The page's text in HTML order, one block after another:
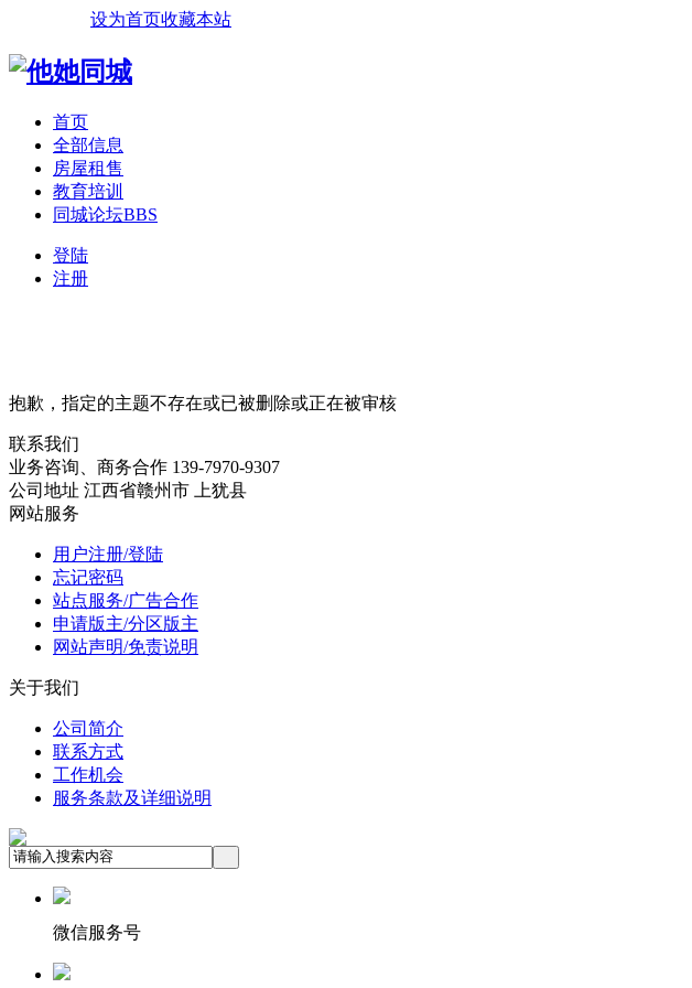
设为首页收藏本站
首页
全部信息
房屋租售
教育培训
同城论坛BBS
登陆
注册
抱歉，指定的主题不存在或已被删除或正在被审核
联系我们
业务咨询、商务合作 139-7970-9307
公司地址 江西省赣州市
上犹县
网站服务
用户注册/登陆
忘记密码
站点服务/广告合作
申请版主/分区版主
网站声明/免责说明
关于我们
公司简介
联系方式
工作机会
服务条款及详细说明
微信服务号